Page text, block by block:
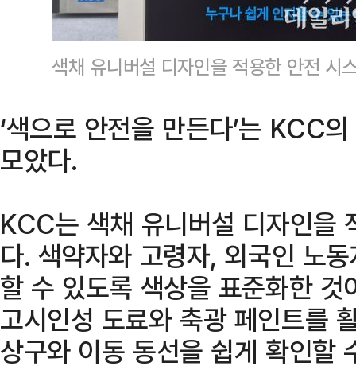
색채 유니버설 디자인을 적용한 안전
‘색으로 안전을 만든다’는 KCC
모았다.
KCC는 색채 유니버설 디자인을
다. 색약자와 고령자, 외국인 노
할 수 있도록 색상을 표준화한
고시인성 도료와 축광 페인트를
상구와 이동 동선을 쉽게 확인할